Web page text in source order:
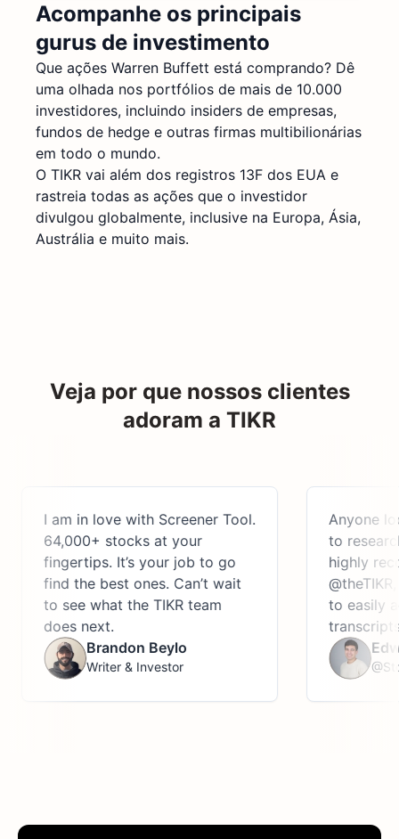
Acompanhe os principais
gurus de investimento
Que ações Warren Buffett está comprando? Dê
uma olhada nos portfólios de mais de 10.000
investidores, incluindo insiders de empresas,
fundos de hedge e outras firmas multibilionárias
em todo o mundo.
O TIKR vai além dos registros 13F dos EUA e
rastreia todas as ações que o investidor
divulgou globalmente, inclusive na Europa, Ásia,
Austrália e muito mais.
Veja por que nossos clientes
adoram a TIKR
I am in love with Screener Tool.
64,000+ stocks at your
fingertips. It’s your job to go
find the best ones. Can’t wait
to see what the TIKR team
does next.
Brandon Beylo
Writer & Investor
Anyone
to research
highly
@theTIKR, an
to easily
transcripts,
Edwin